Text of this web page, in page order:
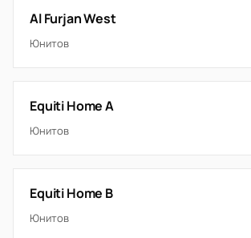
Al Furjan West
Юнитов
Equiti Home A
Юнитов
Equiti Home B
Юнитов